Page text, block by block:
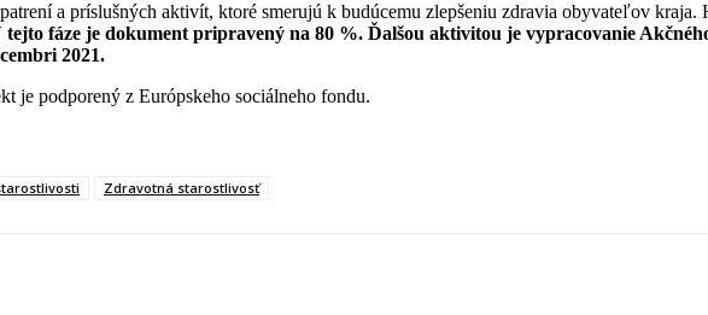
a príslušných aktivít, ktoré smerujú k budúcemu zlepšeniu zdravia obyvateľov kraja.
tejto fáze je dokument pripravený na 80 %. Ďalšou aktivitou je vypracovanie
2021.
je podporený z Európskeho sociálneho fondu.
Zdravotná starostlivosť